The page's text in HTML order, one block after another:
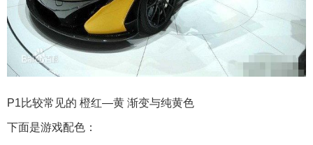
P1比较常见的 橙红—黄 渐变与纯黄色
下面是游戏配色：